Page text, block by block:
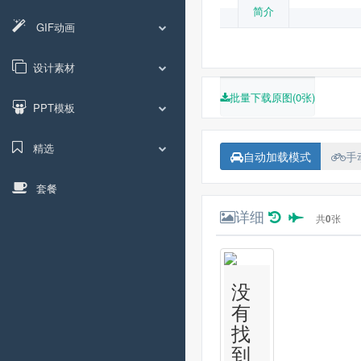
GIF动画
设计素材
PPT模板
精选
套餐
简介
批量下载原图(0张)
自动加载模式 手
详细 共0张
没
有
找
到